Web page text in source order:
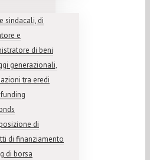
sindacali, di
e
di beni
generazionali,
tra eredi
di
di finanziamento
di borsa